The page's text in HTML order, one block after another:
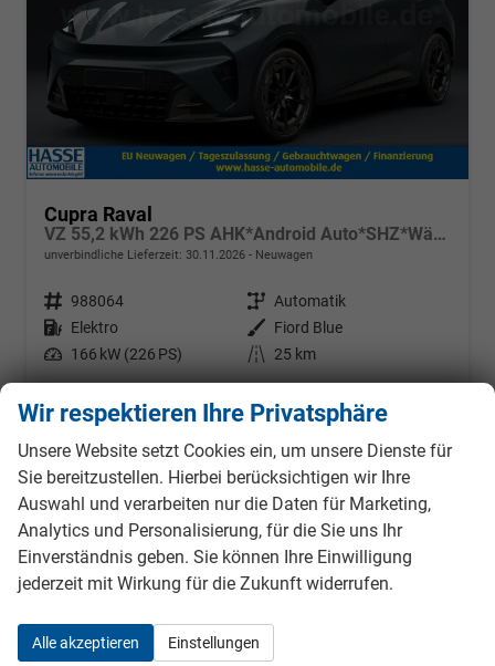
Cupra Raval
VZ 55,2 kWh 226 PS AHK*Android Auto*SHZ*WärmePumpe*ACC*Kamera*Keyless*2Z Klimaauto*
unverbindliche Lieferzeit: 30.11.2026 Neuwagen
Fahrzeugnr. 988064 Getriebe Automatik
Kraftstoff Elektro Außenfarbe
Fiord Blue
Leistung 166 kW (226 PS) Kilometerstand 25 km
34.690,– €
incl. 19% MwSt.
Details
Stromverbrauch kombiniert: 16,20 kWh/100km
Elektrische Reichweite: 440 km
CO -Klasse: A
CO2-Emissionen:0 g/km
Wir respektieren Ihre Privatsphäre
Unsere Website setzt Cookies ein, um unsere Dienste für
Sie bereitzustellen. Hierbei berücksichtigen wir Ihre
Auswahl und verarbeiten nur die Daten für Marketing,
Analytics und Personalisierung, für die Sie uns Ihr
Einverständnis geben. Sie können Ihre Einwilligung
jederzeit mit Wirkung für die Zukunft widerrufen.
Alle akzeptieren Einstellungen